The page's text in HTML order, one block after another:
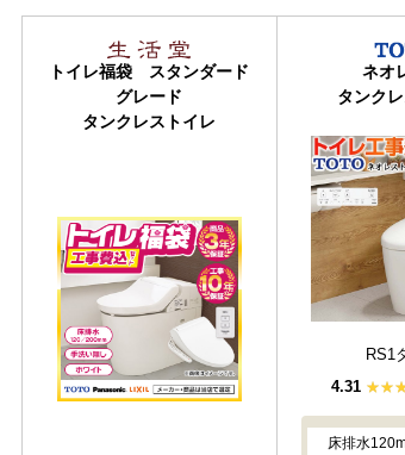
トイレ福袋 スタンダード
グレード
タンクレストイレ
ネオ
タンク
RS1
4.31
床排水